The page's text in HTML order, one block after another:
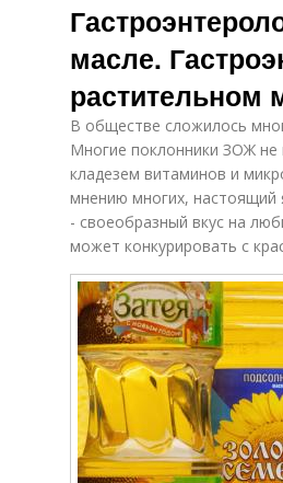
масле.
растительном
В обществе сложилось
Многие поклонники ЗОЖ не
кладезем витаминов и
мнению многих, настоящий
- своеобразный вкус на
может конкурировать с